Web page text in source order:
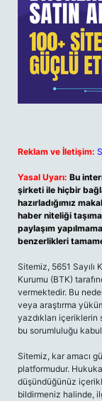
Reklam ve İletişim:
Yasal Uyarı: Bu
şirketi ile hiçbir
hazırladığımız
haber niteliği
paylaşım
benzerlikleri
Sitemiz, 5651
Kurumu (BTK)
vermektedir. Bu
veya araştırma
yazdıkları
bu sorumluluğu kabul
Sitemiz, kar amacı
platformudur.
düşündüğünüz
bildirmeniz halinde,